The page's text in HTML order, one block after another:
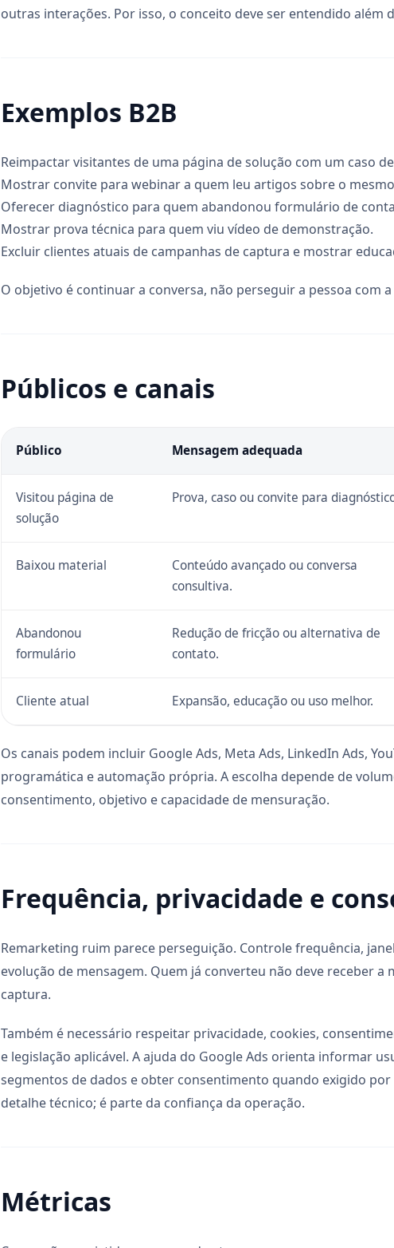
outras interações. Por isso, o conceito deve ser entendido além
Exemplos B2B
Reimpactar visitantes de uma página de solução com um caso
Mostrar convite para webinar a quem leu artigos sobre o
Oferecer diagnóstico para quem abandonou formulário de
Mostrar prova técnica para quem viu vídeo de demonstração.
Excluir clientes atuais de campanhas de captura e mostrar
O objetivo é continuar a conversa, não perseguir a pessoa com
Públicos e canais
Público Mensagem adequada
Visitou página de
solução
Prova, caso ou convite para
Baixou material
Conteúdo avançado ou conversa
consultiva.
Abandonou
formulário
Redução de fricção ou alternativa de
contato.
Cliente atual Expansão, educação ou uso melhor.
Os canais podem incluir Google Ads, Meta Ads, LinkedIn Ads,
programática e automação própria. A escolha depende de
consentimento, objetivo e capacidade de mensuração.
Frequência, privacidade e
Remarketing ruim parece perseguição. Controle frequência,
evolução de mensagem. Quem já converteu não deve receber a
captura.
Também é necessário respeitar privacidade, cookies,
e legislação aplicável. A ajuda do Google Ads orienta informar
segmentos de dados e obter consentimento quando exigido
detalhe técnico; é parte da confiança da operação.
Métricas